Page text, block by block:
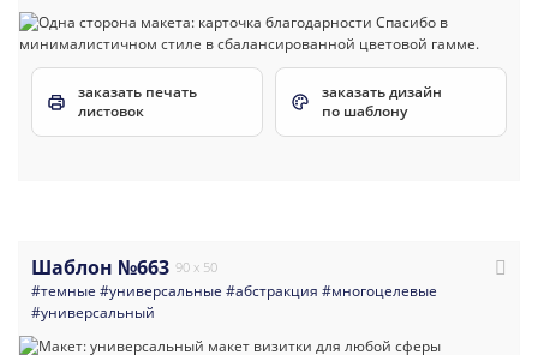
заказать печать
листовок
заказать дизайн
по шаблону
Шаблон №663 90 x 50
#темные #универсальные #абстракция #многоцелевые
#универсальный